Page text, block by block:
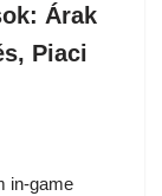
Árak
Piaci
in-game